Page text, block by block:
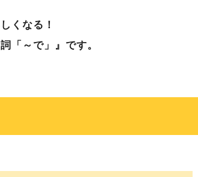
くなる！
「～で」』です。